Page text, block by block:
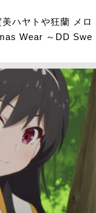
ハヤトや狂蘭 メロ
Wear ～DD Swe